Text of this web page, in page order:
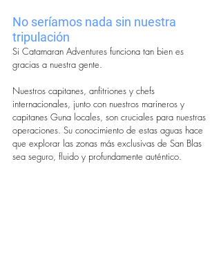
No seríamos nada sin nuestra
tripulación
Si Catamaran Adventures funciona tan bien es
gracias a nuestra gente.
Nuestros capitanes, anfitriones y chefs
internacionales, junto con nuestros marineros y
capitanes Guna locales, son cruciales para nuestras
operaciones. Su conocimiento de estas aguas hace
que explorar las zonas más exclusivas de San Blas
sea seguro, fluido y profundamente auténtico.